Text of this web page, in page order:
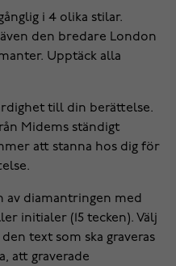
i 4 olika stilar.
den bredare London
Upptäck alla
till din berättelse.
Midems ständigt
att stanna hos dig för
av diamantringen med
initialer (15 tecken). Välj
text som ska graveras
att graverade